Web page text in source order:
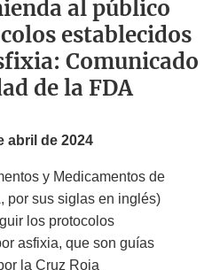
al público
establecidos
Comunicado
de la FDA
abril de 2024
y Medicamentos de
por sus siglas en inglés)
los protocolos
asfixia, que son guías
la Cruz Roja